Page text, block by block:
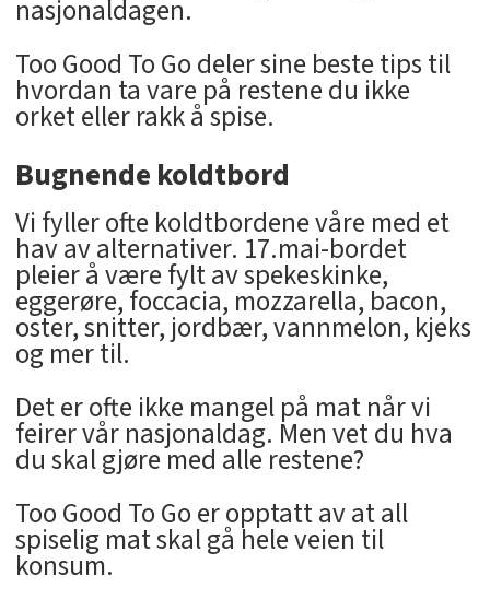
nasjonaldagen.
Too Good To Go deler sine beste tips til
hvordan ta vare på restene du ikke
orket eller rakk å spise.
Bugnende koldtbord
Vi fyller ofte koldtbordene våre med et
hav av alternativer. 17.mai-bordet
pleier å være fylt av spekeskinke,
eggerøre, foccacia, mozzarella, bacon,
oster, snitter, jordbær, vannmelon, kjeks
og mer til.
Det er ofte ikke mangel på mat når vi
feirer vår nasjonaldag. Men vet du hva
du skal gjøre med alle restene?
Too Good To Go er opptatt av at all
spiselig mat skal gå hele veien til
konsum.